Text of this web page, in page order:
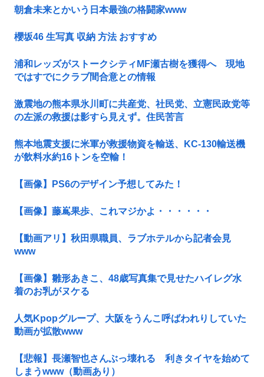
朝倉未来とかいう日本最強の格闘家www
櫻坂46 生写真 収納 方法 おすすめ
浦和レッズがストークシティMF瀬古樹を獲得へ 現地
ではすでにクラブ間合意との情報
激震地の熊本県氷川町に共産党、社民党、立憲民政党等
の左派の救援は影すら見えず。住民苦言
熊本地震支援に米軍が救援物資を輸送、KC-130輸送機
が飲料水約16トンを空輸！
【画像】PS6のデザイン予想してみた！
【画像】藤嶌果歩、これマジかよ・・・・・・
【動画アリ】秋田県職員、ラブホテルから記者会見
www
【画像】雛形あきこ、48歳写真集で見せたハイレグ水
着のお乳がヌケる
人気Kpopグループ、大阪をうんこ呼ばわれりしていた
動画が拡散www
【悲報】長瀬智也さんぶっ壊れる 利きタイヤを始めて
しまうwww（動画あり）